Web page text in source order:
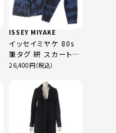
ISSEY MIYAKE
イッセイミヤケ 80s
筆タグ 絣 スカート
サルエルパンツ セッ
JG53626 JG43656
インディゴ×ブラック
26,400